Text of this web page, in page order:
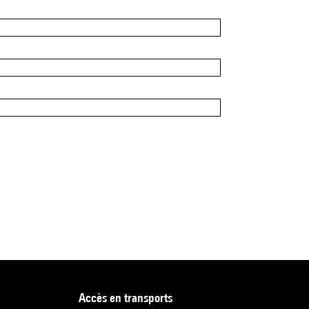
accès en transports